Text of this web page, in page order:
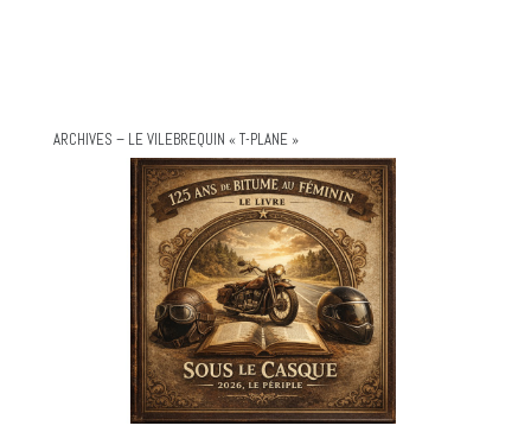
ARCHIVES – LE VILEBREQUIN « T-PLANE »